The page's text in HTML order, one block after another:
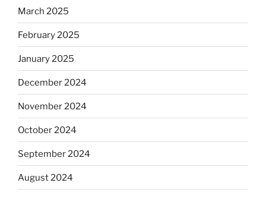
March 2025
February 2025
January 2025
December 2024
November 2024
October 2024
September 2024
August 2024